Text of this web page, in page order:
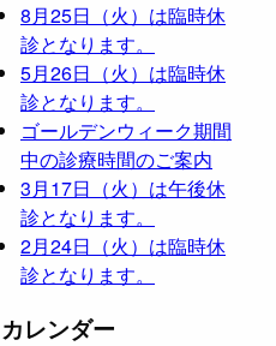
8月25日（火）は臨時休
診となります。
5月26日（火）は臨時休
診となります。
ゴールデンウィーク期間
中の診療時間のご案内
3月17日（火）は午後休
診となります。
2月24日（火）は臨時休
診となります。
カレンダー